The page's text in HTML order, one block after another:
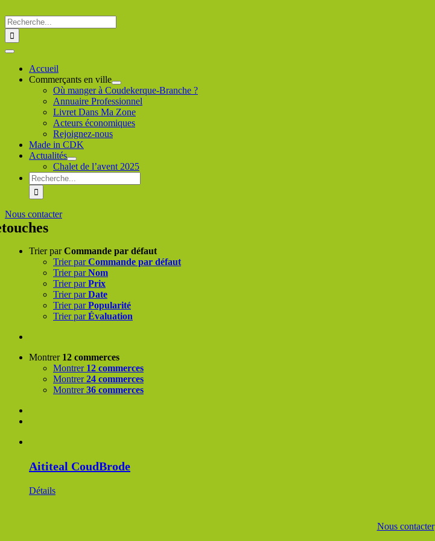
au
contenu
Rechercher
:
Toggle
NavigationAccueil
Commerçants en ville
Où manger à Coudekerque-Branche ?
Annuaire Professionnel
Livret Dans Ma Zone
Acteurs économiques
Rejoignez-nous
Made in CDK
Actualités
Chalet de l’avent 2025
Rechercher
:
Nous contacter
Trier parCommande par défaut
Trier parCommande par défaut
Trier parNom
Trier parPrix
Trier parDate
Trier parPopularité
Trier parÉvaluation
Montrer 12 commerces
Montrer 12 commerces
Montrer24 commerces
Montrer36 commerces
Aititeal CoudBrode
Détails
Nous contacter